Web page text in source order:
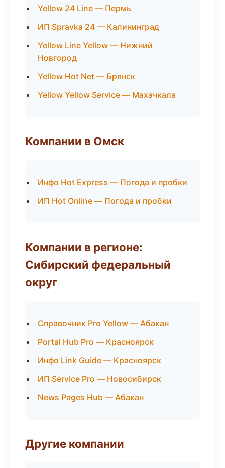
Yellow 24 Line — Пермь
ИП Spravka 24 — Калининград
Yellow Line Yellow — Нижний
Новгород
Yellow Hot Net — Брянск
Yellow Yellow Service — Махачкала
Компании в Омск
Инфо Hot Express — Погода и пробки
ИП Hot Online — Погода и пробки
Компании в регионе:
Сибирский федеральный
округ
Справочник Pro Yellow — Абакан
Portal Hub Pro — Красноярск
Инфо Link Guide — Красноярск
ИП Service Pro — Новосибирск
News Pages Hub — Абакан
Другие компании